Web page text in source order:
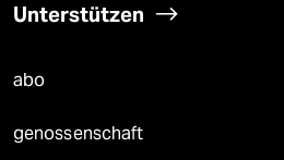
Unterstützen
abo
genossenschaft